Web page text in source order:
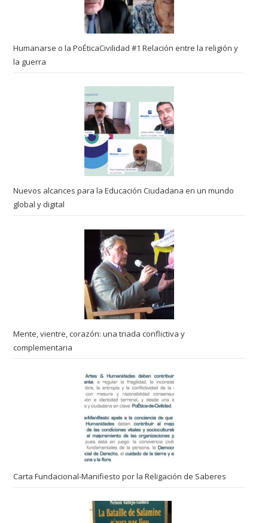
Humanarse o la PoÉticaCivilidad #1 Relación entre la religión y
la guerra
Nuevos alcances para la Educación Ciudadana en un mundo
global y digital
Mente, vientre, corazón: una triada conflictiva y
complementaria
Carta Fundacional-Manifiesto por la Religación de Saberes